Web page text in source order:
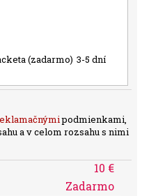
(zadarmo) 3-5 dní
podmienkami,
a v celom rozsahu s nimi
10 €
Zadarmo